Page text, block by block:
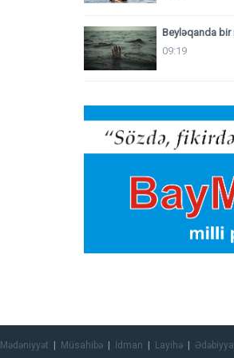
Beyləqanda
09:19
Mədəniyyət Müsahibə İdman Layihə